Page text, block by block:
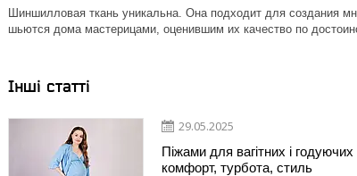
Шиншилловая ткань уникальна. Она подходит для создания
шьются дома мастерицами, оценившим их качество по
Інші статті
29.05.2025
Піжами для вагітних і
комфорт, турбота, стиль